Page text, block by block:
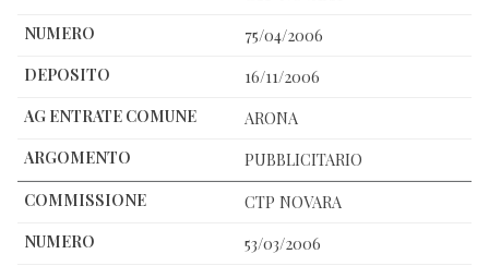
75/04/2006
16/11/2006
ARONA
PUBBLICITARIO
CTP NOVARA
53/03/2006